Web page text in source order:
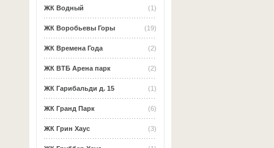
(1)
ЖК Водный
(19)
ЖК Воробьевы Горы
(2)
ЖК Времена Года
(2)
ЖК ВТБ Арена парк
(1)
ЖК Гарибальди д. 15
(6)
ЖК Гранд Парк
(3)
ЖК Грин Хаус